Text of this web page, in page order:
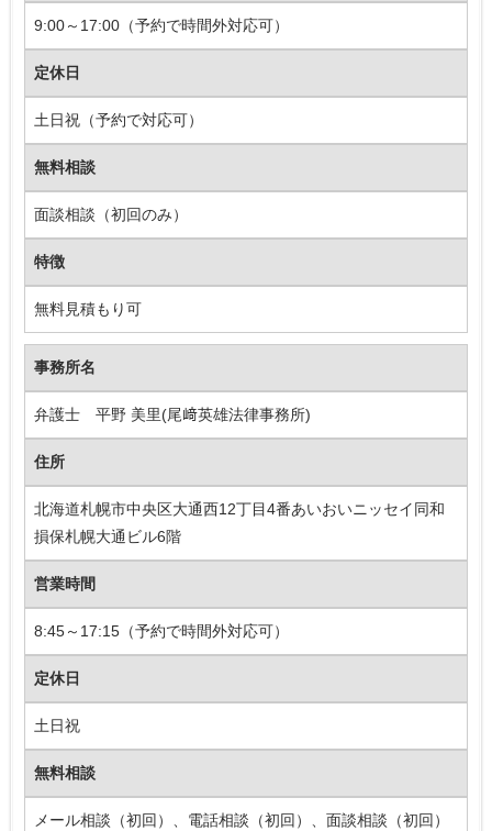
9:00～17:00（予約で時間外対応可）
定休日
土日祝（予約で対応可）
無料相談
面談相談（初回のみ）
特徴
無料見積もり可
事務所名
弁護士 平野 美里(尾﨑英雄法律事務所)
住所
北海道札幌市中央区大通西12丁目4番あいおいニッセイ同和
損保札幌大通ビル6階
営業時間
8:45～17:15（予約で時間外対応可）
定休日
土日祝
無料相談
メール相談（初回）、電話相談（初回）、面談相談（初回）